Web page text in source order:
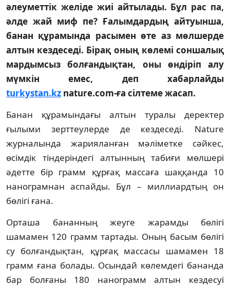
әлеуметтік желіде жиі айтылады. Бұл рас па,
әлде жай миф пе? Ғалымдардың айтуынша,
банан құрамында расымен өте аз мөлшерде
алтын кездеседі. Бірақ оның көлемі соншалық
мардымсыз болғандықтан, оны өндіріп алу
мүмкін емес, деп хабарлайды
turkystan.kz nature.com-ға сілтеме жасап.
Банан құрамындағы алтын туралы деректер
ғылыми зерттеулерде де кездеседі. Nature
журналында жарияланған мәліметке сәйкес,
өсімдік тіндеріндегі алтынның табиғи мөлшері
әдетте бір грамм құрғақ массаға шаққанда 10
нанограмнан аспайды. Бұл – миллиардтың он
бөлігі ғана.
Орташа бананның жеуге жарамды бөлігі
шамамен 120 грамм тартады. Оның басым бөлігі
су болғандықтан, құрғақ массасы шамамен 18
грамм ғана болады. Осындай көлемдегі бананда
бар болғаны 180 нанограмм алтын кездесуі